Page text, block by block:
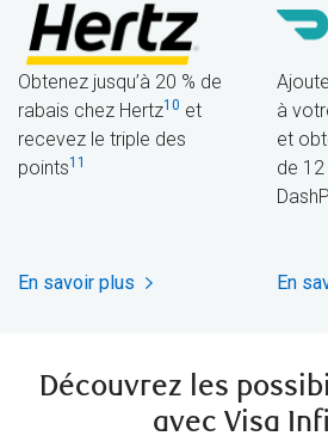
Obtenez jusqu’à 20 % de
rabais chez Hertz10 et
recevez le triple des
points11
En savoir plus
à
et
de
En
Découvrez les
avec Visa